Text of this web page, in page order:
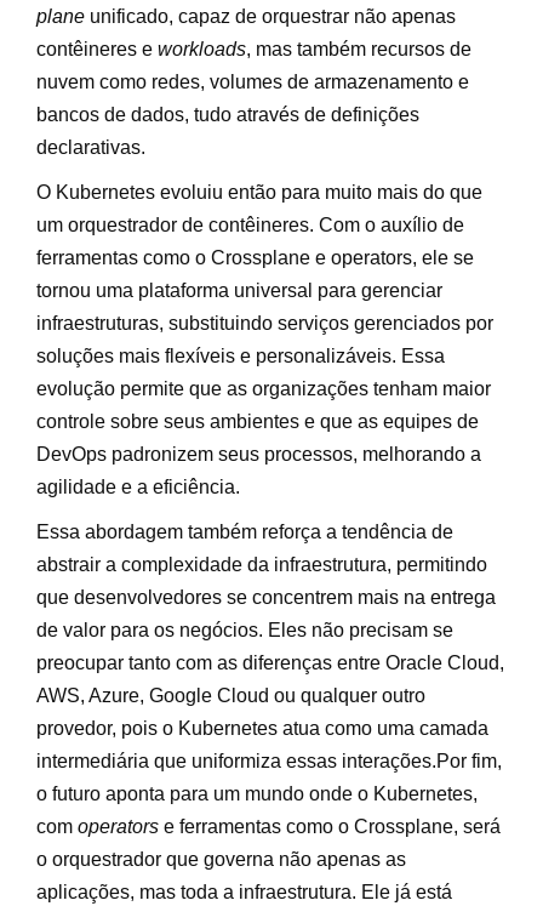
plane unificado, capaz de orquestrar não apenas
contêineres e workloads, mas também recursos de
nuvem como redes, volumes de armazenamento e
bancos de dados, tudo através de definições
declarativas.
O Kubernetes evoluiu então para muito mais do que
um orquestrador de contêineres. Com o auxílio de
ferramentas como o Crossplane e operators, ele se
tornou uma plataforma universal para gerenciar
infraestruturas, substituindo serviços gerenciados por
soluções mais flexíveis e personalizáveis. Essa
evolução permite que as organizações tenham maior
controle sobre seus ambientes e que as equipes de
DevOps padronizem seus processos, melhorando a
agilidade e a eficiência.
Essa abordagem também reforça a tendência de
abstrair a complexidade da infraestrutura, permitindo
que desenvolvedores se concentrem mais na entrega
de valor para os negócios. Eles não precisam se
preocupar tanto com as diferenças entre Oracle Cloud,
AWS, Azure, Google Cloud ou qualquer outro
provedor, pois o Kubernetes atua como uma camada
intermediária que uniformiza essas interações.Por fim,
o futuro aponta para um mundo onde o Kubernetes,
com operators e ferramentas como o Crossplane, será
o orquestrador que governa não apenas as
aplicações, mas toda a infraestrutura. Ele já está